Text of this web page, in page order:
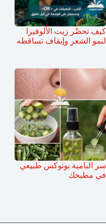
كيف تحضّر زيت الألوفيرا
لنمو الشعر وإيقاف تساقطه
سر البامية بوتوكس طبيعي
في مطبخك